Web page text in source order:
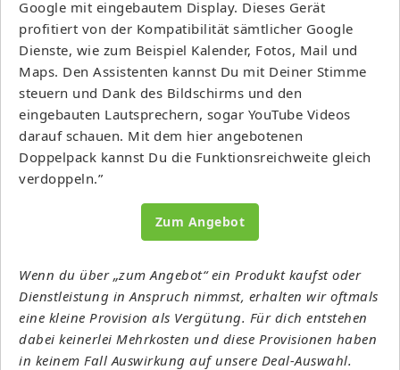
Google mit eingebautem Display. Dieses Gerät
profitiert von der Kompatibilität sämtlicher Google
Dienste, wie zum Beispiel Kalender, Fotos, Mail und
Maps. Den Assistenten kannst Du mit Deiner Stimme
steuern und Dank des Bildschirms und den
eingebauten Lautsprechern, sogar YouTube Videos
darauf schauen. Mit dem hier angebotenen
Doppelpack kannst Du die Funktionsreichweite gleich
verdoppeln.”
Zum Angebot
Wenn du über „zum Angebot“ ein Produkt kaufst oder
Dienstleistung in Anspruch nimmst, erhalten wir oftmals
eine kleine Provision als Vergütung. Für dich entstehen
dabei keinerlei Mehrkosten und diese Provisionen haben
in keinem Fall Auswirkung auf unsere Deal-Auswahl.